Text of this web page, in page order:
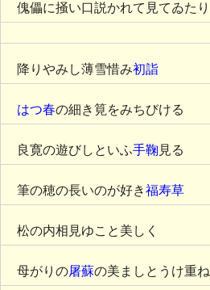
傀儡に掻い口説かれて見てゐたり
降りやみし薄雪惜み初詣
はつ春の細き筧をみちびける
良寛の遊びしといふ手鞠見る
筆の穂の長いのが好き福寿草
松の内相見ゆこと美しく
母がりの屠蘇の美ましとうけ重ね